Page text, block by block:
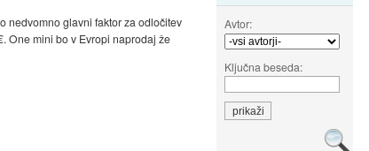
Avtor:
Ključna beseda:
nedvomno glavni faktor za odločitev
One mini bo v Evropi naprodaj že